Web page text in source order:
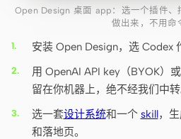
Open Design 桌面 app：选一个插件、
做出来，不用命
安装 Open Design，选 Codex
用 OpenAI API key（BYOK）
留在你机器上，绝不经我们中转
选一套设计系统和一个 skill，
和落地页。